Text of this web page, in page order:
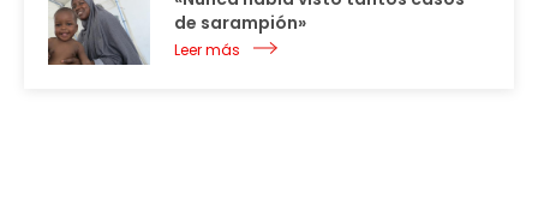
de sarampión»
Leer más